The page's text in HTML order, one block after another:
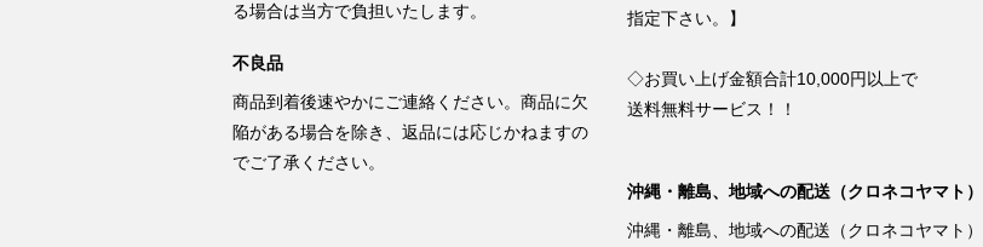
る場合は当方で負担いたします。
不良品
商品到着後速やかにご連絡ください。商品に欠
陥がある場合を除き、返品には応じかねますの
でご了承ください。
指定下さい。】
◇お買い上げ金額合計10,000円以上で
送料無料サービス！！
沖縄・離島、地域への配送（クロネコヤマト）
沖縄・離島、地域への配送（クロネコヤマト）